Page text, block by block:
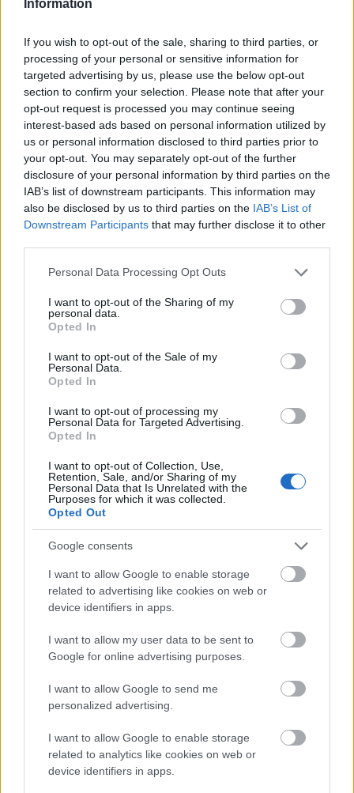
Information
If you wish to opt-out of the sale, sharing to third parties, or
processing of your personal or sensitive information for
targeted advertising by us, please use the below opt-out
section to confirm your selection. Please note that after your
opt-out request is processed you may continue seeing
interest-based ads based on personal information utilized by
us or personal information disclosed to third parties prior to
your opt-out. You may separately opt-out of the further
disclosure of your personal information by third parties on the
IAB’s list of downstream participants. This information may
also be disclosed by us to third parties on the IAB’s List of
Downstream Participants that may further disclose it to other
Please note that this website/app uses one or more Google
not limited to your visit or usage behaviour. You may click to
grant or deny consent to Google and its third-party tags to
use your data for below specified purposes in below Google
consent section.
Personal Data Processing Opt Outs
I want to opt-out of the Sharing of my
personal data.
Opted In
I want to opt-out of the Sale of my
Personal Data.
Opted In
I want to opt-out of processing my
Personal Data for Targeted Advertising.
Opted In
I want to opt-out of Collection, Use,
Retention, Sale, and/or Sharing of my
Personal Data that Is Unrelated with the
Purposes for which it was collected.
Opted Out
Google consents
I want to allow Google to enable storage
related to advertising like cookies on web or
device identifiers in apps.
I want to allow my user data to be sent to
Google for online advertising purposes.
I want to allow Google to send me
personalized advertising.
I want to allow Google to enable storage
related to analytics like cookies on web or
device identifiers in apps.
Τα αιτήματα
Υπεράσπιση του θεσμού της μονιμότητας
Επαναφορά του 13ου και 14ου μισθού
Πραγματικές αυξήσεις στους μισθούς για
Κατάργηση της εισφοράς 2% για την ανεργία
Ξεπάγωμα των μισθολογικών κλιμακίων της
διετίας2016–2017
Αύξηση του αφορολόγητου ορίου στις 12.000
ευρώ προσαυξημένο κατά 3.000 ευρώ για κάθε παιδί.
Επέκταση και ενίσχυση του επιδόματος
επικίνδυνης και ανθυγιεινής εργασίας
Μαζικές προσλήψεις μόνιμου προσωπικού στο
Δημόσιο, ιδιαίτερα σε Υγεία, Παιδεία και Κοινωνική
Ασφάλιση
Ουσιαστική ενίσχυση του ΕΣΥ με γενναία
Κατάργηση αντεργατικών νόμων και του νέου
Προστασία των δημόσιων αγαθών και όχι στις
ιδιωτικοποιήσεις
Ακολουθήστε τοinsider.gr στο Google News